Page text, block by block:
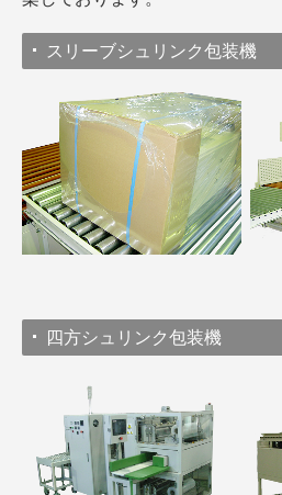
スリーブシュリンク包装機
四方シュリンク包装機